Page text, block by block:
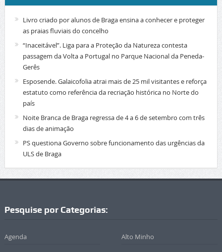
Livro criado por alunos de Braga ensina a conhecer e proteger
as praias fluviais do concelho
“Inaceitável”. Liga para a Proteção da Natureza contesta
passagem da Volta a Portugal no Parque Nacional da Peneda-
Gerês
Esposende. Galaicofolia atrai mais de 25 mil visitantes e reforça
estatuto como referência da recriação histórica no Norte do
país
Noite Branca de Braga regressa de 4 a 6 de setembro com três
dias de animação
PS questiona Governo sobre funcionamento das urgências da
ULS de Braga
Pesquise por Categorias:
Agenda Alto Minho